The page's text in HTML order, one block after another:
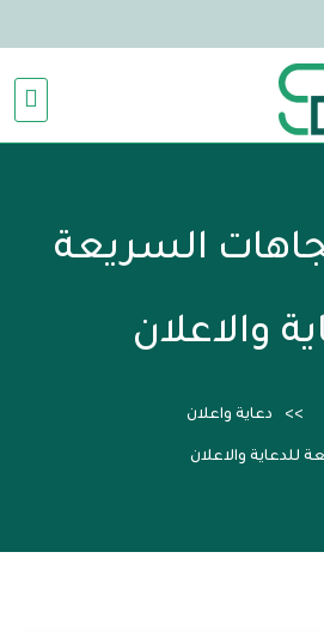
السريعة
والاعلان
دعاية واعلان
للدعاية والاعلان